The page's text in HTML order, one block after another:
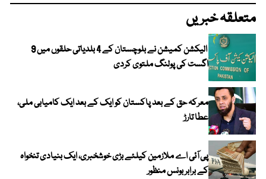
متعلقہ خبریں
الیکشن کمیشن نے بلوچستان کے 4 بلدیاتی حلقوں میں 9
اگست کی پولنگ ملتوی کردی
معرکہ حق کے بعد پاکستان کو ایک کے بعد ایک کامیابی ملی،
عطا تارڑ
پی آئی اے ملازمین کیلئے بڑی خوشخبری، ایک بنیادی تنخواہ
کے برابر بونس منظور